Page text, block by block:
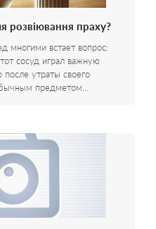
розвіювання праху?
многими встает вопрос:
сосуд играл важную
утраты своего
предметом…